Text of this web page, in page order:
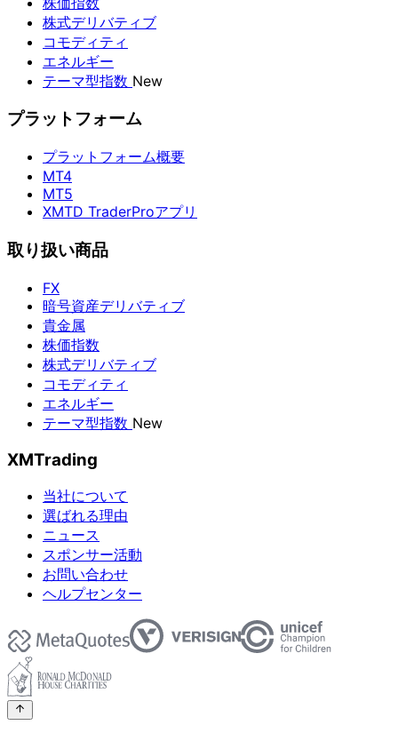
株式デリバティブ
コモディティ
エネルギー
テーマ型指数 New
プラットフォーム
プラットフォーム概要
MT4
MT5
XMTD TraderProアプリ
取り扱い商品
FX
暗号資産デリバティブ
貴金属
株価指数
株式デリバティブ
コモディティ
エネルギー
テーマ型指数 New
XMTrading
当社について
選ばれる理由
ニュース
スポンサー活動
お問い合わせ
ヘルプセンター